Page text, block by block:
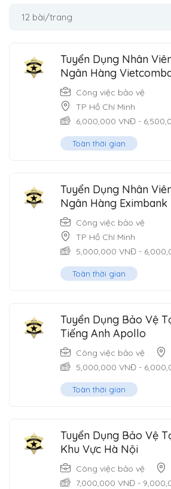
12 bài/trang
Tuyển Dụng Nhân
Ngân Hàng
Công việc bảo vệ
TP Hồ Chí Minh
6,000,000 VNĐ -
Toàn thời gian
Tuyển Dụng Nhân
Ngân Hàng Eximbank
Công việc bảo vệ
TP Hồ Chí Minh
5,000,000 VNĐ -
Toàn thời gian
Tuyển Dụng Bảo Vệ
Tiếng Anh Apollo
Công việc bảo vệ
5,000,000 VNĐ -
Toàn thời gian
Tuyển Dụng Bảo Vệ
Khu Vực Hà Nội
Công việc bảo vệ
7,000,000 VNĐ -